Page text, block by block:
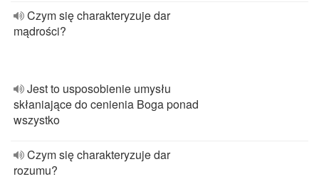
Czym się charakteryzuje dar
mądrości?
Jest to usposobienie umysłu
skłaniające do cenienia Boga ponad
wszystko
Czym się charakteryzuje dar
rozumu?